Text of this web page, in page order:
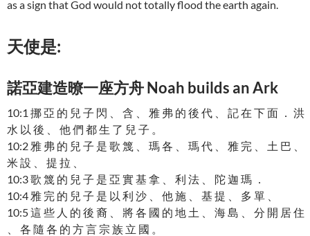
as a sign that God would not totally flood the earth again.
天使是:
諾亞建造暸一座方舟 Noah builds an Ark
10:1 挪 亞 的 兒 子 閃 、 含 、 雅 弗 的 後 代 、 記 在 下 面 ． 洪
水 以 後 、 他 們 都 生 了 兒 子 。
10:2 雅 弗 的 兒 子 是 歌 篾 、 瑪 各 、 瑪 代 、 雅 完 、 土 巴 、
米 設 、 提 拉 、
10:3 歌 篾 的 兒 子 是 亞 實 基 拿 、 利 法 、 陀 迦 瑪 ．
10:4 雅 完 的 兒 子 是 以 利 沙 、 他 施 、 基 提 、 多 單 、
10:5 這 些 人 的 後 裔 、 將 各 國 的 地 土 、 海 島 、 分 開 居 住
、 各 隨 各 的 方 言 宗 族 立 國 。